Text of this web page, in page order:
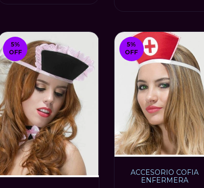
5%
OFF
5%
OFF
ACCESORIO COFIA
ENFERMERA